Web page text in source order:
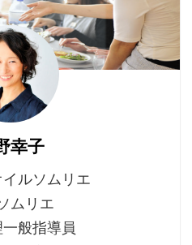
幸子
ルソムリエ
ムリエ
般指導員